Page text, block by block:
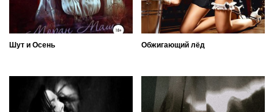
Шут и Осень Обжигающий лёд